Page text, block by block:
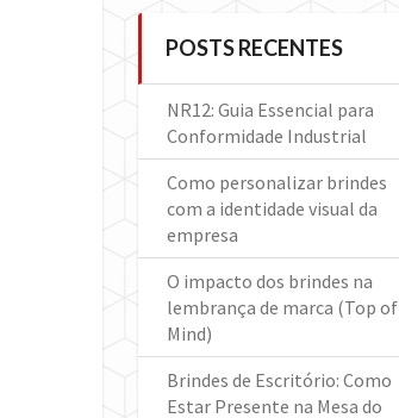
POSTS RECENTES
NR12: Guia Essencial para
Conformidade Industrial
Como personalizar brindes
com a identidade visual da
empresa
O impacto dos brindes na
lembrança de marca (Top of
Mind)
Brindes de Escritório: Como
Estar Presente na Mesa do